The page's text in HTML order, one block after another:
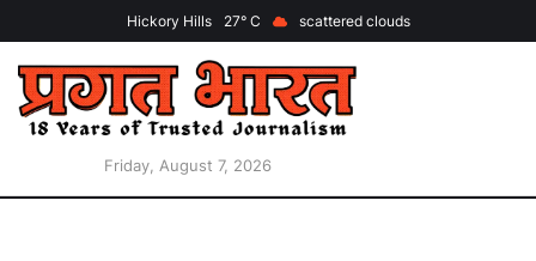
Hickory Hills 27 scattered clouds
Friday, August 7, 2026